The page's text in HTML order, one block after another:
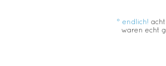
° endlich!
waren echt